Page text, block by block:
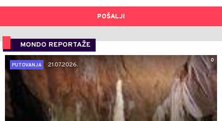
POŠALJI
MONDO REPORTAŽE
0
PUTOVANJA
21.07.2026.